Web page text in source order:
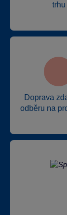
trhu
Doprava
odběru na